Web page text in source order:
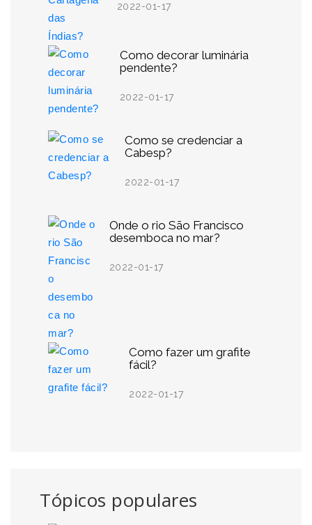
2022-01-17
Como decorar luminária
pendente?
2022-01-17
Como se credenciar a
Cabesp?
2022-01-17
Onde o rio São Francisco
desemboca no mar?
2022-01-17
Como fazer um grafite
fácil?
2022-01-17
Tópicos populares